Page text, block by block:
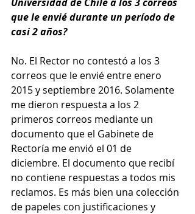
que le envié durante un período de
casi 2 años?
No. El Rector no contestó a los 3
correos que le envié entre enero
2015 y septiembre 2016. Solamente
me dieron respuesta a los 2
primeros correos mediante un
documento que el Gabinete de
Rectoría me envió el 01 de
diciembre. El documento que recibí
no contiene respuestas a todos mis
reclamos. Es más bien una colección
de papeles con justificaciones y